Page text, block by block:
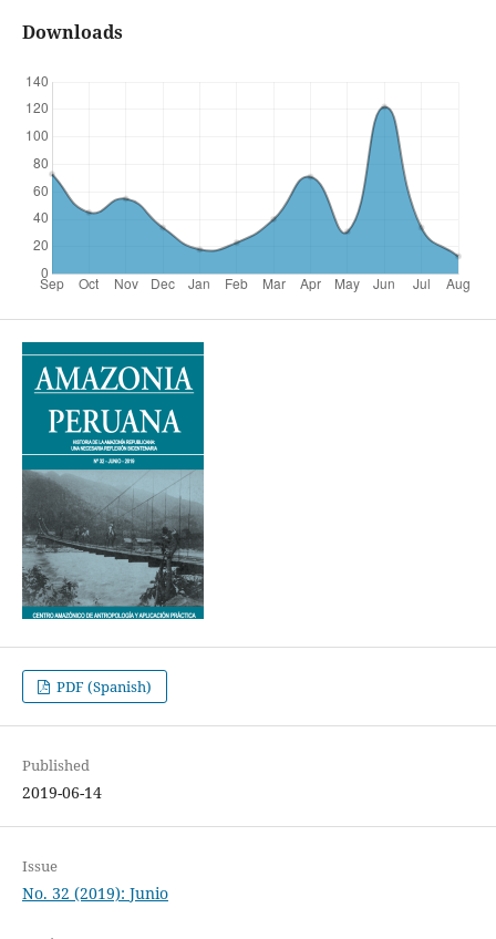
Downloads
PDF (Spanish)
Published
2019-06-14
Issue
No. 32 (2019): Junio